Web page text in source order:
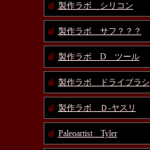
製作ラボ シリコン
製作ラボ サフ？？？
製作ラボ D ツール
製作ラボ ドライブラシ
製作ラボ Ｄ-ヤスリ
Paleoartist Tyler